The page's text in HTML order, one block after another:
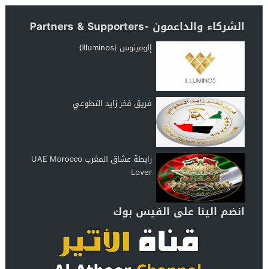
الشركاء والداعمون -Partners & Supporters
إلومينوس (Illuminos)
فريق فخر زايد التطوعي
رابطة عشاق المغرب UAE Morocco
Lover
انضم الينا على الفيس بوك